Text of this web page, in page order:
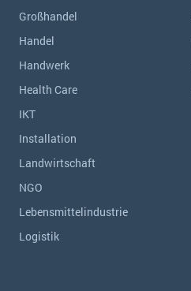
Großhandel
Handel
Handwerk
Health Care
IKT
Installation
Landwirtschaft
NGO
Lebensmittelindustrie
Logistik